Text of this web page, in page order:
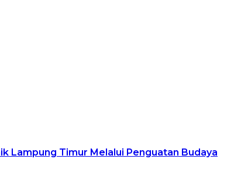
Lampung Timur Melalui Penguatan Budaya